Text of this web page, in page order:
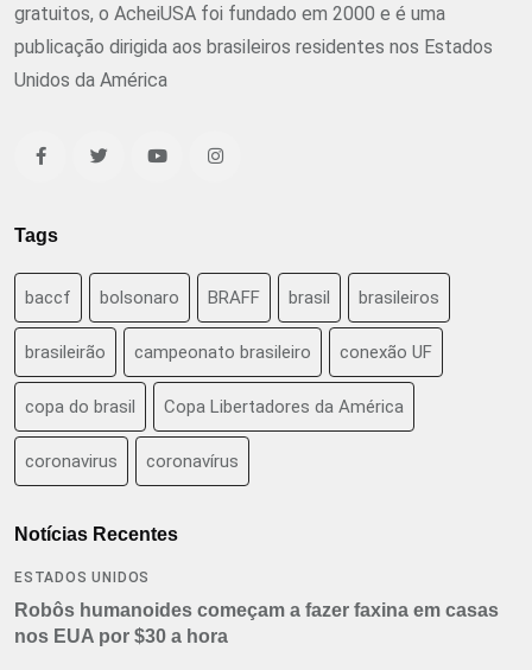
gratuitos, o AcheiUSA foi fundado em 2000 e é uma
publicação dirigida aos brasileiros residentes nos Estados
Unidos da América
Tags
baccf bolsonaro BRAFF brasil brasileiros
brasileirão campeonato brasileiro conexão UF
copa do brasil Copa Libertadores da América
coronavirus coronavírus
Notícias Recentes
ESTADOS UNIDOS
Robôs humanoides começam a fazer faxina em casas
nos EUA por $30 a hora